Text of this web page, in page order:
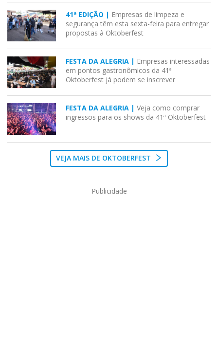
41ª EDIÇÃO | Empresas de limpeza e
segurança têm esta sexta-feira para entregar
propostas à Oktoberfest
FESTA DA ALEGRIA | Empresas interessadas
em pontos gastronômicos da 41ª
Oktoberfest já podem se inscrever
FESTA DA ALEGRIA | Veja como comprar
ingressos para os shows da 41ª Oktoberfest
VEJA MAIS DE OKTOBERFEST
Publicidade